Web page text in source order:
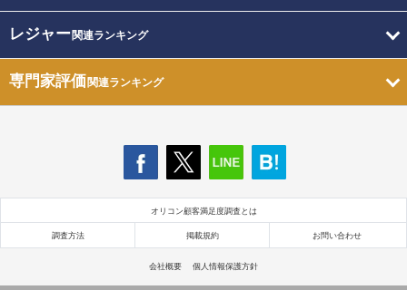
レジャー関連ランキング
専門家評価関連ランキング
オリコン顧客満足度調査とは
調査方法 掲載規約 お問い合わせ
会社概要 個人情報保護方針